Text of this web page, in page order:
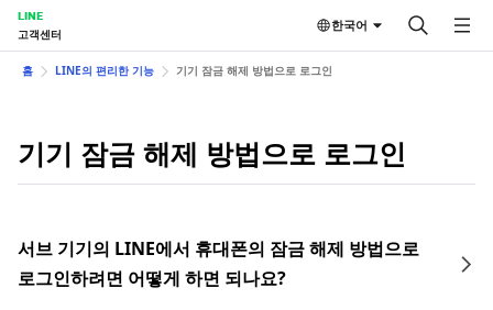
LINE
고객센터
한국어
홈 LINE의 편리한 기능 기기 잠금 해제 방법으로 로그인
기기 잠금 해제 방법으로 로그인
서브 기기의 LINE에서 휴대폰의 잠금 해제 방법으로
로그인하려면 어떻게 하면 되나요?